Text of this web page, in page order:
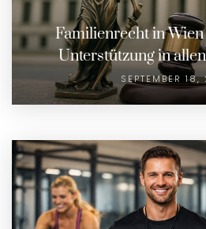
Familienrecht in
Unterstützung in
SEPTEMBER